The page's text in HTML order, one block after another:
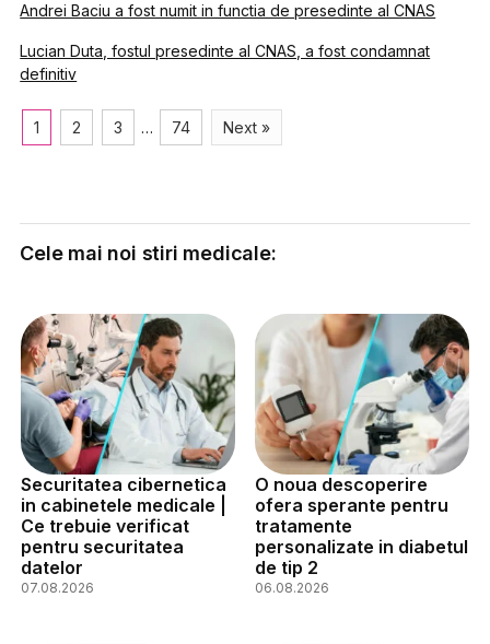
Andrei Baciu a fost numit in functia de presedinte al CNAS
Lucian Duta, fostul presedinte al CNAS, a fost condamnat
definitiv
1 2 3 … 74 Next »
Cele mai noi stiri medicale:
Securitatea cibernetica
in cabinetele medicale |
Ce trebuie verificat
pentru securitatea
datelor
07.08.2026
O noua descoperire
ofera sperante pentru
tratamente
personalizate in diabetul
de tip 2
06.08.2026